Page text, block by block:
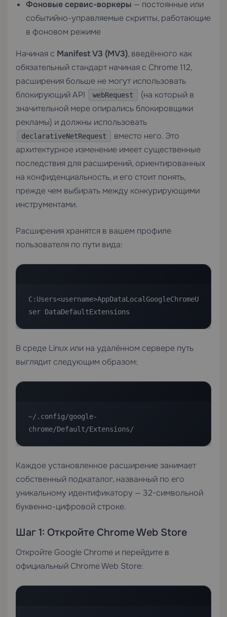
Фоновые сервис-воркеры — постоянные или
событийно-управляемые скрипты, работающие
в фоновом режиме
Начиная с Manifest V3 (MV3), введённого как
обязательный стандарт начиная с Chrome 112,
расширения больше не могут использовать
блокирующий API
webRequest
(на который в
значительной мере опирались блокировщики
рекламы) и должны использовать
declarativeNetRequest
вместо него. Это
архитектурное изменение имеет существенные
последствия для расширений, ориентированных
на конфиденциальность, и его стоит понять,
прежде чем выбирать между конкурирующими
инструментами.
Расширения хранятся в вашем профиле
пользователя по пути вида:
C:Users<username>AppDataLocalGoogleChromeU
ser DataDefaultExtensions
В среде Linux или на удалённом сервере путь
выглядит следующим образом:
~/.config/google-
chrome/Default/Extensions/
Каждое установленное расширение занимает
собственный подкаталог, названный по его
уникальному идентификатору — 32-символьной
буквенно-цифровой строке.
Шаг 1: Откройте Chrome Web Store
Откройте Google Chrome и перейдите в
официальный Chrome Web Store: